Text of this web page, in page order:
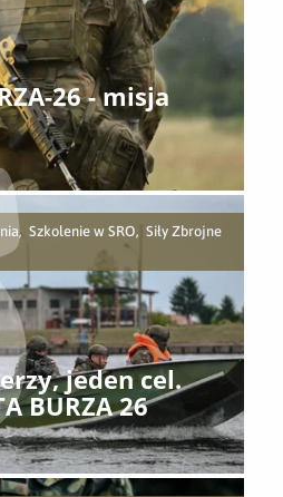
26 - misja
Szkolenie w SRO, Siły Zbrojne
jeden cel.
BURZA 26